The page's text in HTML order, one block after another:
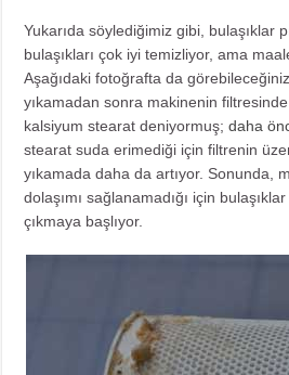
Yukarıda söylediğimiz gibi, bulaşıklar
bulaşıkları çok iyi temizliyor, ama
Aşağıdaki fotoğrafta da
yıkamadan sonra makinenin
kalsiyum stearat deniyormuş;daha
stearat suda erimediği için filtrenin
yıkamada daha da artıyor. Sonunda,
dolaşımı sağlanamadığı için
çıkmaya başlıyor.